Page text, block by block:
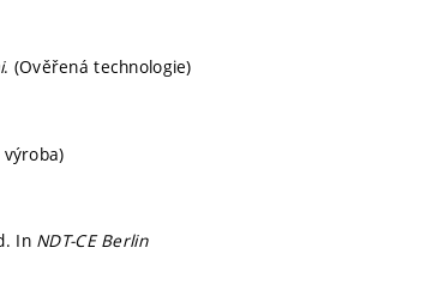
. (Ověřená technologie)
In NDT-CE Berlin